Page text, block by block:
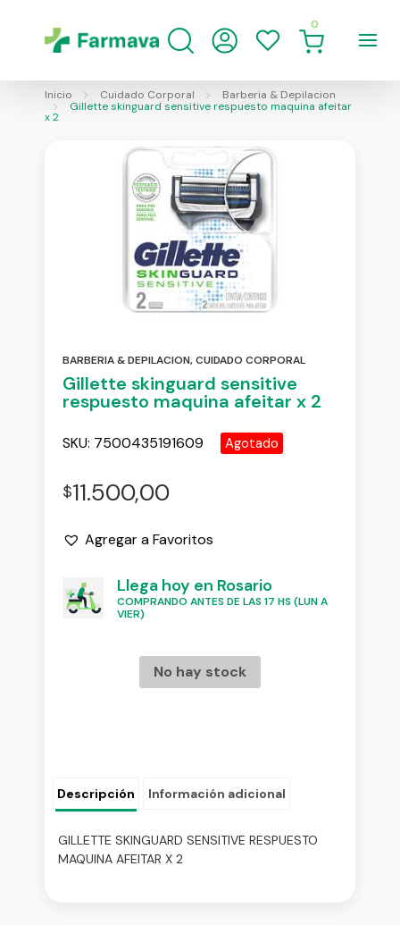
0
Inicio Cuidado Corporal
Barberia & Depilacion
Gillette skinguard sensitive respuesto maquina afeitar
x 2
BARBERIA & DEPILACION,CUIDADO CORPORAL
Gillette skinguard sensitive
respuesto maquina afeitar x 2
SKU: 7500435191609 Agotado
$11.500,00
Agregar a Favoritos
Llega hoy en Rosario
COMPRANDO ANTES DE LAS 17 HS (LUN A
VIER)
No hay stock
Descripción Información adicional
GILLETTE SKINGUARD SENSITIVE RESPUESTO
MAQUINA AFEITAR X 2